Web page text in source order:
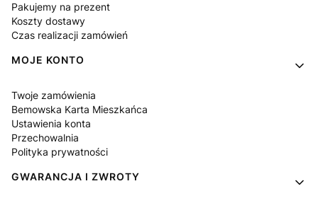
Pakujemy na prezent
Koszty dostawy
Czas realizacji zamówień
MOJE KONTO
Twoje zamówienia
Bemowska Karta Mieszkańca
Ustawienia konta
Przechowalnia
Polityka prywatności
GWARANCJA I ZWROTY